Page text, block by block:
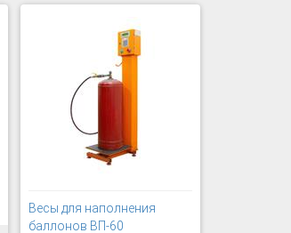
Весы для наполнения
баллонов ВП-60